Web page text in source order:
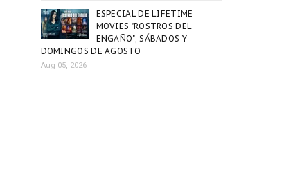
ESPECIAL DE LIFETIME
MOVIES "ROSTROS DEL
ENGAÑO", SÁBADOS Y
DOMINGOS DE AGOSTO
Aug 05, 2026